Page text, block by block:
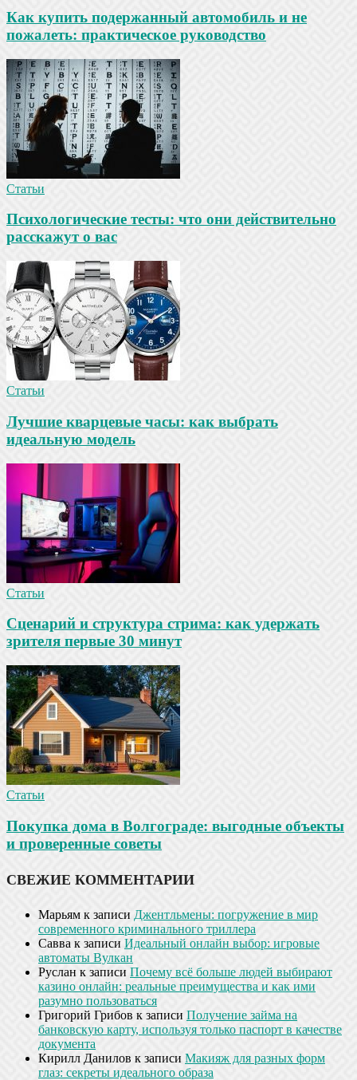
Как купить подержанный автомобиль и не
пожалеть: практическое руководство
Статьи
Психологические тесты: что они действительно
расскажут о вас
Статьи
Лучшие кварцевые часы: как выбрать
идеальную модель
Статьи
Сценарий и структура стрима: как удержать
зрителя первые 30 минут
Статьи
Покупка дома в Волгограде: выгодные объекты
и проверенные советы
СВЕЖИЕ КОММЕНТАРИИ
Марьям к записи Джентльмены: погружение в мир
современного криминального триллера
Савва к записи Идеальный онлайн выбор: игровые
автоматы Вулкан
Руслан к записи Почему всё больше людей выбирают
казино онлайн: реальные преимущества и как ими
разумно пользоваться
Григорий Грибов к записи Получение займа на
банковскую карту, используя только паспорт в качестве
документа
Кирилл Данилов к записи Макияж для разных форм
глаз: секреты идеального образа